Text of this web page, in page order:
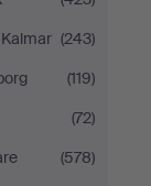
(243)
(119)
(72)
(578)